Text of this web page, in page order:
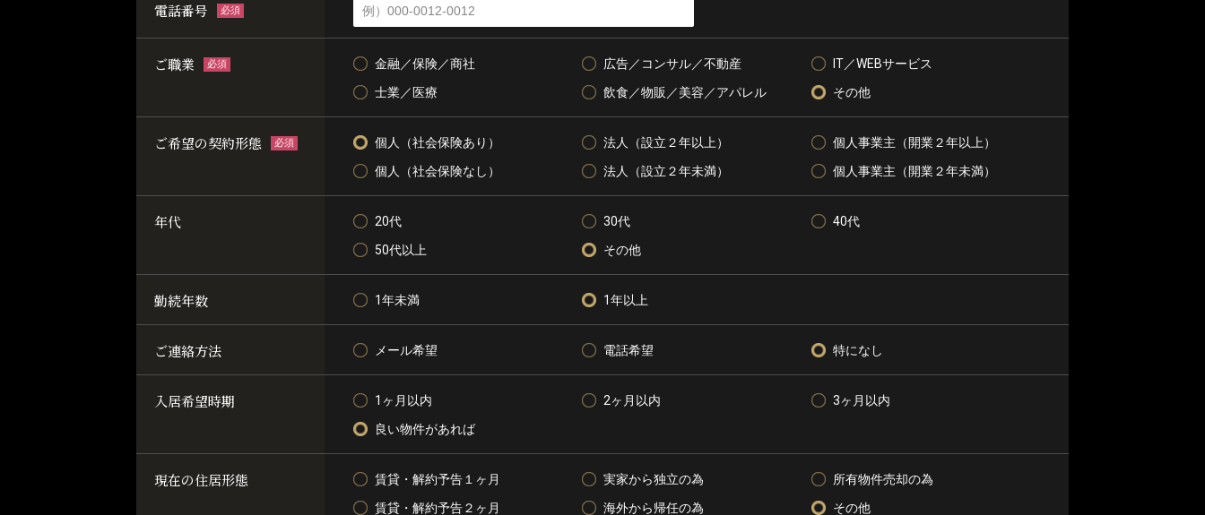
電話番号 必須
ご職業 必須 金融／保険／商社 広告／コンサル／不動産
IT／WEBサービス
士業／医療
飲食／物販／美容／アパレル その他
ご希望の契約形態 必須 個人（社会保険あり） 法人（設立２年以上）
個人事業主（開業２年以上）
個人（社会保険なし）
法人（設立２年未満） 個人事業主（開業２年未満）
年代 20代 30代
40代
50代以上
その他
勤続年数 1年未満 1年以上
ご連絡方法 メール希望 電話希望 特になし
入居希望時期 1ヶ月以内 2ヶ月以内
3ヶ月以内
良い物件があれば
現在の住居形態 賃貸・解約予告１ヶ月 実家から独立の為
所有物件売却の為
賃貸・解約予告２ヶ月
海外から帰任の為 その他